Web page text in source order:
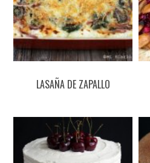
LASAÑA DE ZAPALLO